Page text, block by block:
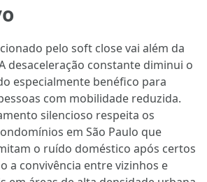
pelo soft close vai além da
desaceleração constante diminui o
especialmente benéfico para
com mobilidade reduzida.
silencioso respeita os
em São Paulo que
o ruído doméstico após certos
a convivência entre vizinhos e